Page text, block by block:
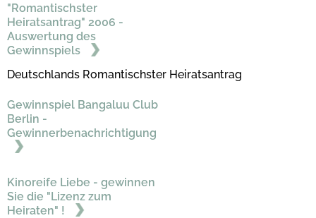
"Romantischster
Heiratsantrag" 2006 -
Auswertung des
Gewinnspiels
Deutschlands Romantischster Heiratsantrag
Gewinnspiel Bangaluu Club
Berlin -
Gewinnerbenachrichtigung
Kinoreife Liebe - gewinnen
Sie die "Lizenz zum
Heiraten" !